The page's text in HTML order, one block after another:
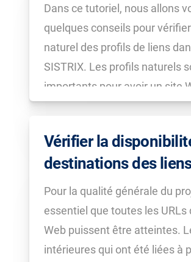
Dans ce tutoriel, nous allons
quelques conseils pour
naturel des profils de liens
SISTRIX. Les profils naturels
importants pour avoir un site
référencé dans Google. Le
qualité des sites Web à […]
Vérifier la
destinations des
Pour la qualité générale du
essentiel que toutes les URLs
Web puissent être atteintes.
intérieures qui ont été liées à